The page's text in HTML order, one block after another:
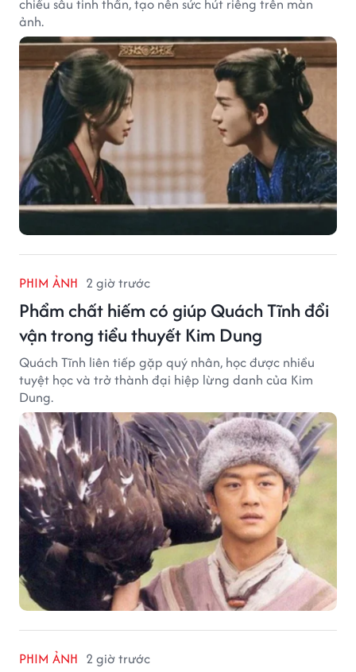
chiều sâu tinh thần, tạo nên sức hút riêng trên màn
ảnh.
PHIM ẢNH 2 giờ trước
Phẩm chất hiếm có giúp Quách Tĩnh đổi
vận trong tiểu thuyết Kim Dung
Quách Tĩnh liên tiếp gặp quý nhân, học được nhiều
tuyệt học và trở thành đại hiệp lừng danh của Kim
Dung.
PHIM ẢNH 2 giờ trước